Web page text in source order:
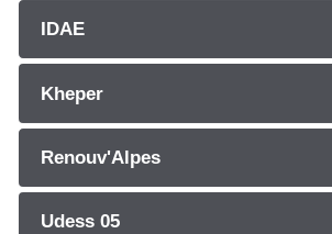
IDAE
Kheper
Renouv'Alpes
Udess 05